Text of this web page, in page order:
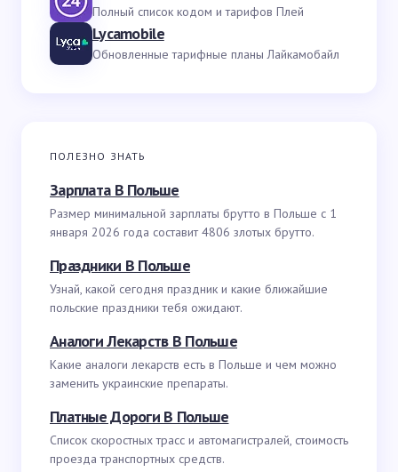
Полный список кодом и тарифов Плей
Lycamobile
Обновленные тарифные планы Лайкамобайл
ПОЛЕЗНО ЗНАТЬ
Зарплата В Польше
Размер минимальной зарплаты брутто в Польше с 1
января 2026 года составит 4806 злотых брутто.
Праздники В Польше
Узнай, какой сегодня праздник и какие ближайшие
польские праздники тебя ожидают.
Аналоги Лекарств В Польше
Какие аналоги лекарств есть в Польше и чем можно
заменить украинские препараты.
Платные Дороги В Польше
Список скоростных трасс и автомагистралей, стоимость
проезда транспортных средств.